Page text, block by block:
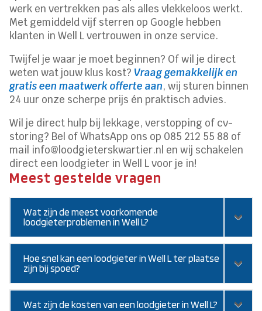
werk en vertrekken pas als alles vlekkeloos werkt.
Met gemiddeld vijf sterren op Google hebben
klanten in Well L vertrouwen in onze service.
Twijfel je waar je moet beginnen? Of wil je direct
weten wat jouw klus kost? Vraag gemakkelijk en
gratis een maatwerk offerte aan, wij sturen binnen
24 uur onze scherpe prijs én praktisch advies.
Wil je direct hulp bij lekkage, verstopping of cv-
storing? Bel of WhatsApp ons op 085 212 55 88 of
mail info@loodgieterskwartier.nl en wij schakelen
direct een loodgieter in Well L voor je in!
Meest gestelde vragen
Wat zijn de meest voorkomende
loodgieterproblemen in Well L?
Hoe snel kan een loodgieter in Well L ter plaatse
zijn bij spoed?
Wat zijn de kosten van een loodgieter in Well L?